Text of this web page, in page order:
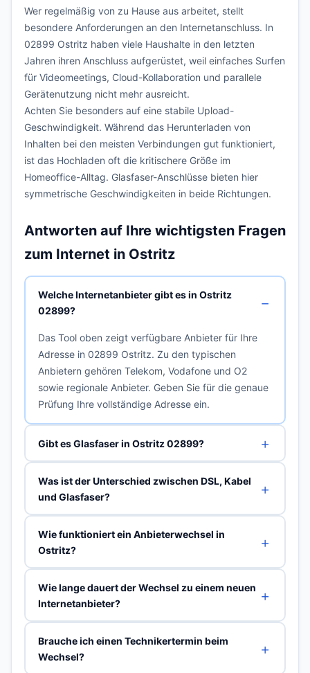
Wer regelmäßig von zu Hause aus arbeitet, stellt
besondere Anforderungen an den Internetanschluss. In
02899 Ostritz haben viele Haushalte in den letzten
Jahren ihren Anschluss aufgerüstet, weil einfaches Surfen
für Videomeetings, Cloud-Kollaboration und parallele
Gerätenutzung nicht mehr ausreicht.
Achten Sie besonders auf eine stabile Upload-
Geschwindigkeit. Während das Herunterladen von
Inhalten bei den meisten Verbindungen gut funktioniert,
ist das Hochladen oft die kritischere Größe im
Homeoffice-Alltag. Glasfaser-Anschlüsse bieten hier
symmetrische Geschwindigkeiten in beide Richtungen.
Antworten auf Ihre wichtigsten Fragen
zum Internet in Ostritz
Welche Internetanbieter gibt es in Ostritz
02899?
Das Tool oben zeigt verfügbare Anbieter für Ihre
Adresse in 02899 Ostritz. Zu den typischen
Anbietern gehören Telekom, Vodafone und O2
sowie regionale Anbieter. Geben Sie für die genaue
Prüfung Ihre vollständige Adresse ein.
Gibt es Glasfaser in Ostritz 02899?
Was ist der Unterschied zwischen DSL, Kabel
und Glasfaser?
Wie funktioniert ein Anbieterwechsel in
Ostritz?
Wie lange dauert der Wechsel zu einem neuen
Internetanbieter?
Brauche ich einen Technikertermin beim
Wechsel?